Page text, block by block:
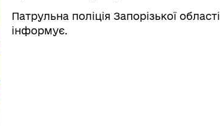
Патрульна поліція Запорізької області
інформує.